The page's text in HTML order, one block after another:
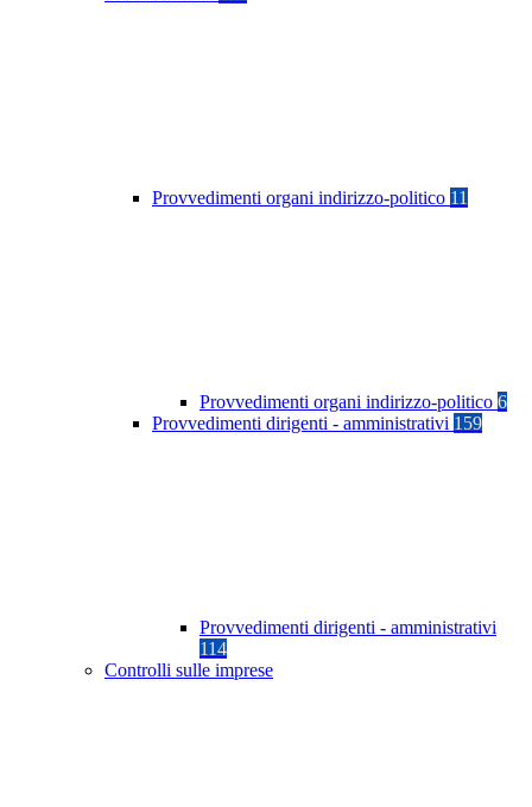
Provvedimenti organi indirizzo-politico 11
Provvedimenti organi indirizzo-politico 6
Provvedimenti dirigenti - amministrativi 159
Provvedimenti dirigenti - amministrativi
114
Controlli sulle imprese